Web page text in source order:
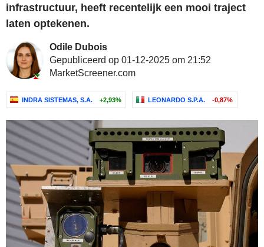
infrastructuur, heeft recentelijk een mooi traject
laten optekenen.
Odile Dubois
Gepubliceerd op 01-12-2025 om 21:52
MarketScreener.com
INDRA SISTEMAS, S.A. +2,93% LEONARDO S.P.A. -0,87%